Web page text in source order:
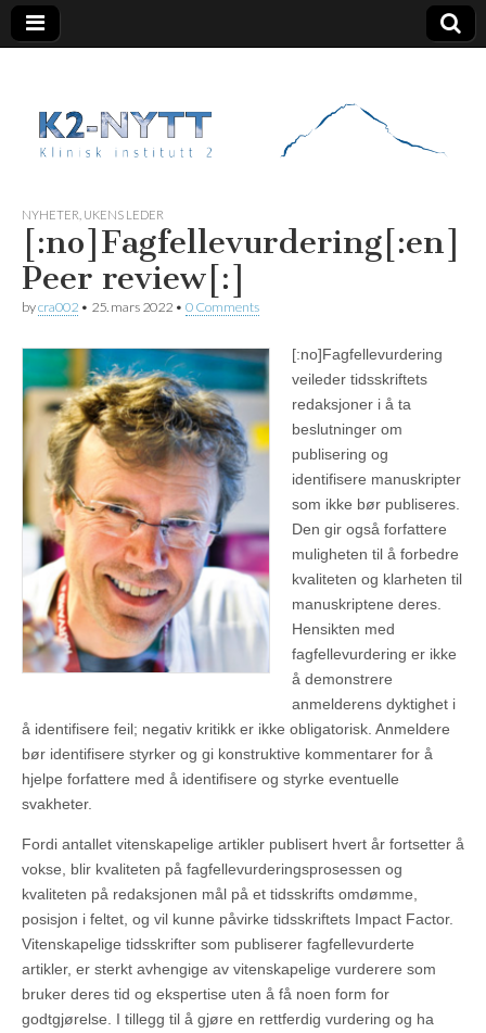
K2 Nytt
NYHETER UKENS LEDER
[:no]Fagfellevurdering[:en]
Peer review[:]
bycra002 • 25. mars 2022 • 0 Comments
[:no]Fagfellevurdering
veileder tidsskriftets
redaksjoner i å ta
beslutninger om
publisering og
identifisere manuskripter
som ikke bør publiseres.
Den gir også forfattere
muligheten til å forbedre
kvaliteten og klarheten til
manuskriptene deres.
Hensikten med
fagfellevurdering er ikke
å demonstrere
anmelderens dyktighet i
å identifisere feil; negativ kritikk er ikke obligatorisk. Anmeldere
bør identifisere styrker og gi konstruktive kommentarer for å
hjelpe forfattere med å identifisere og styrke eventuelle
svakheter.
Fordi antallet vitenskapelige artikler publisert hvert år fortsetter å
vokse, blir kvaliteten på fagfellevurderingsprosessen og
kvaliteten på redaksjonen mål på et tidsskrifts omdømme,
posisjon i feltet, og vil kunne påvirke tidsskriftets Impact Factor.
Vitenskapelige tidsskrifter som publiserer fagfellevurderte
artikler, er sterkt avhengige av vitenskapelige vurderere som
bruker deres tid og ekspertise uten å få noen form for
godtgjørelse. I tillegg til å gjøre en rettferdig vurdering og ha